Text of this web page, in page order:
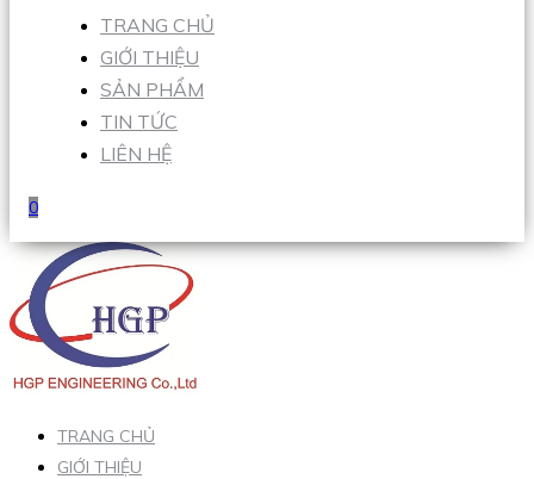
TRANG CHỦ
GIỚI THIỆU
SẢN PHẨM
TIN TỨC
LIÊN HỆ
0
TRANG CHỦ
GIỚI THIỆU